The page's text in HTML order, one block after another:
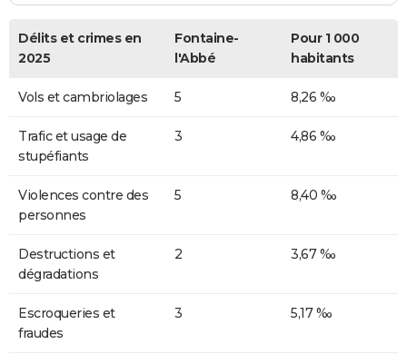
Délits et crimes en
2025
Fontaine-
l'Abbé
Pour 1 000
habitants
Vols et cambriolages 5 8,26 ‰
Trafic et usage de
stupéfiants
3 4,86 ‰
Violences contre des
personnes
5 8,40 ‰
Destructions et
dégradations
2 3,67 ‰
Escroqueries et
fraudes
3 5,17 ‰